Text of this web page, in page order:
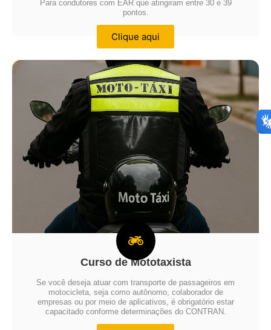
Para condutores com EAR que atingiram entre 30 e 39
pontos.
Clique aqui
Curso de Mototaxista
Se você deseja atuar com transporte de passageiros em
motocicleta, seja como autônomo, colaborador de
empresas ou por meio de aplicativos, é obrigatório estar
capacitado conforme determinações do CONTRAN.